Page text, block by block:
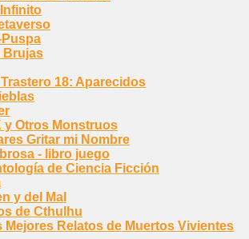
Brujas
18: Aparecidos
y Otros Monstruos
Gritar mi Nombre
- libro juego
de Ciencia Ficción
y del Mal
de Cthulhu
Mejores Relatos de Muertos Vivientes